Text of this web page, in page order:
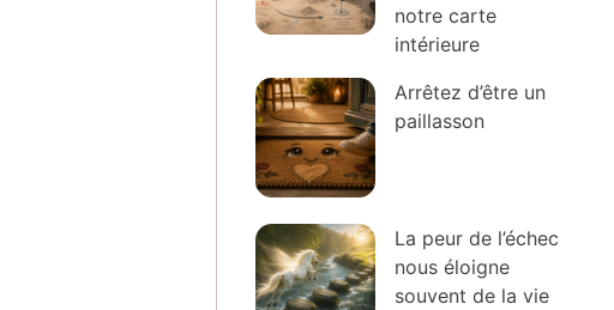
notre carte
intérieure
Arrêtez d’être un
paillasson
La peur de l’échec
nous éloigne
souvent de la vie